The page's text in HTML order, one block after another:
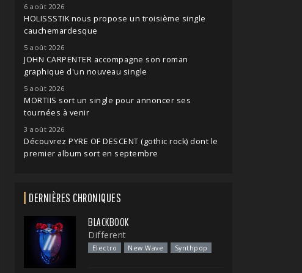
6 août 2026
HOLISSSTIK nous propose un troisième single
cauchemardesque
5 août 2026
JOHN CARPENTER accompagne son roman
graphique d'un nouveau single
5 août 2026
MORTIIS sort un single pour annoncer ses
tournées à venir
3 août 2026
Découvrez PYRE OF DESCENT (gothic rock) dont le
premier album sort en septembre
DERNIÈRES CHRONIQUES
BLACKBOOK
Different
Electro New Wave Synthpop